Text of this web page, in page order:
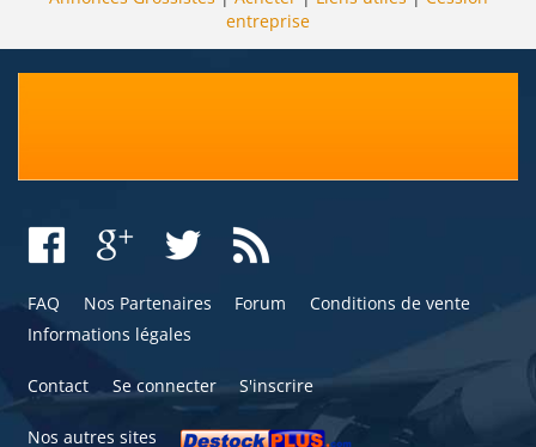
entreprise
FAQ Nos Partenaires Forum
Conditions de vente
Informations légales
Contact Se connecter S'inscrire
Nos autres sites